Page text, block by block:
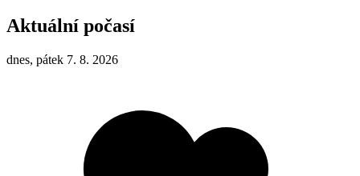
Aktuální počasí
dnes, pátek 7. 8. 2026